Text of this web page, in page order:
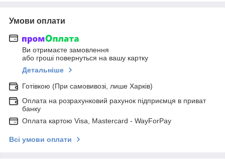
Умови оплати
Ви отримаєте замовлення
або гроші повернуться на вашу картку
Детальніше
Готівкою (При самовивозі, лише Харків)
Оплата на розрахунковий рахунок підприємця в приват
банку
Оплата картою Visa, Mastercard - WayForPay
Всі умови оплати